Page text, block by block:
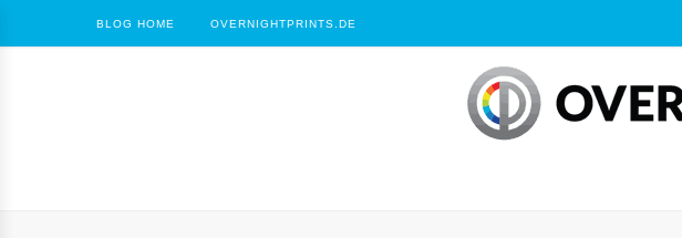
BLOG HOME OVERNIGHTPRINTS.DE